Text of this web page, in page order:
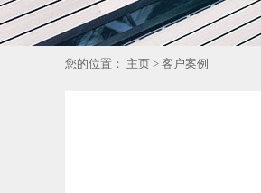
您的位置： 主页 > 客户案例